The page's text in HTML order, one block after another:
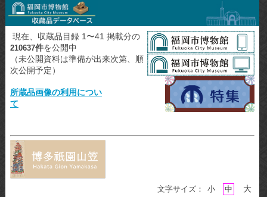
現在、収蔵品目録 1〜41 掲載分の
210637件を公開中
（未公開資料は準備が出来次第、順
次公開予定）
所蔵品画像の利用につい
て
文字サイズ： 小 中 大